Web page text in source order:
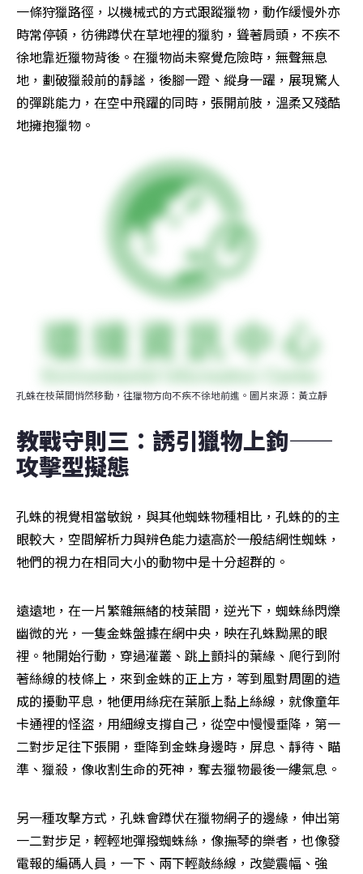
一條狩獵路徑，以機械式的方式跟蹤獵物，動作緩慢外亦
時常停頓，彷彿蹲伏在草地裡的獵豹，聳著肩頭，不疾不
徐地靠近獵物背後。在獵物尚未察覺危險時，無聲無息
地，劃破獵殺前的靜謐，後腳一蹬、縱身一躍，展現驚人
的彈跳能力，在空中飛躍的同時，張開前肢，溫柔又殘酷
地擁抱獵物。
孔蛛在枝葉間悄然移動，往獵物方向不疾不徐地前進。圖片來源：黃立靜
教戰守則三：誘引獵物上鉤——
攻擊型擬態
孔蛛的視覺相當敏銳，與其他蜘蛛物種相比，孔蛛的的主
眼較大，空間解析力與辨色能力遠高於一般結網性蜘蛛，
牠們的視力在相同大小的動物中是十分超群的。
遠遠地，在一片繁雜無緒的枝葉間，逆光下，蜘蛛絲閃爍
幽微的光，一隻金蛛盤據在網中央，映在孔蛛黝黑的眼
裡。牠開始行動，穿過灌叢、跳上顫抖的葉緣、爬行到附
著絲線的枝條上，來到金蛛的正上方，等到風對周圍的造
成的擾動平息，牠便用絲疣在葉脈上黏上絲線，就像童年
卡通裡的怪盜，用細線支撐自己，從空中慢慢垂降，第一
二對步足往下張開，垂降到金蛛身邊時，屏息、靜待、瞄
準、獵殺，像收割生命的死神，奪去獵物最後一縷氣息。
另一種攻擊方式，孔蛛會蹲伏在獵物網子的邊緣，伸出第
一二對步足，輕輕地彈撥蜘蛛絲，像撫琴的樂者，也像發
電報的編碼人員，一下、兩下輕敲絲線，改變震幅、強